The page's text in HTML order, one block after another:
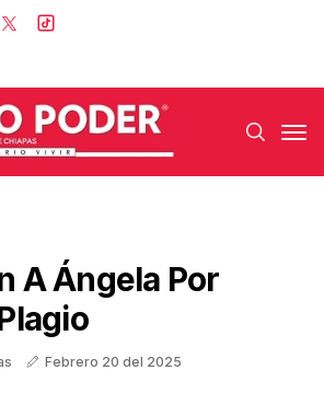
A Ángela Por
Febrero 20 del 2025